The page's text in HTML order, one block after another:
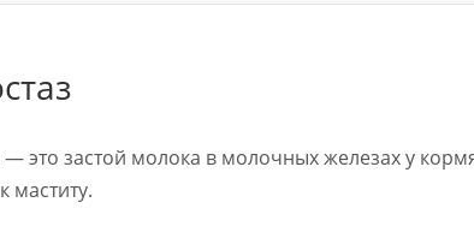
— это застой молока в молочных железах у
маститу.